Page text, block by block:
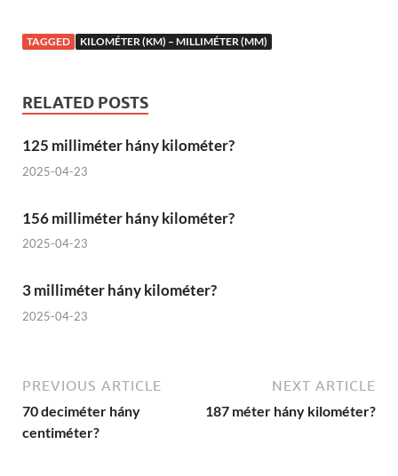
TAGGED KILOMÉTER (KM) – MILLIMÉTER (MM)
RELATED POSTS
125 milliméter hány kilométer?
2025-04-23
156 milliméter hány kilométer?
2025-04-23
3 milliméter hány kilométer?
2025-04-23
PREVIOUS ARTICLE
70 deciméter hány
centiméter?
NEXT ARTICLE
187 méter hány kilométer?